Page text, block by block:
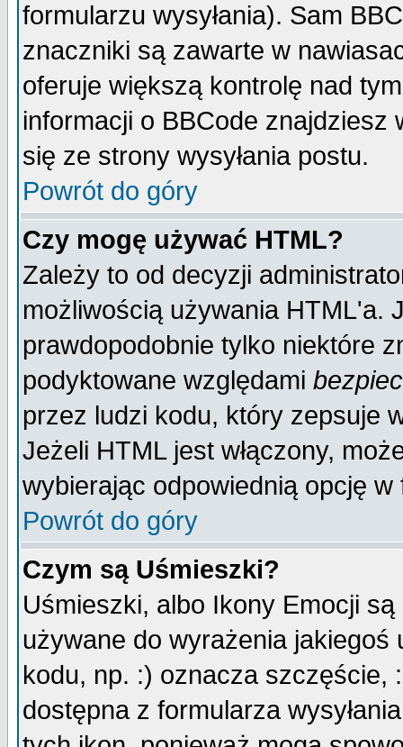
formularzu wysyłania). Sam
znaczniki są zawarte w
oferuje większą kontrolę nad
informacji o BBCode
się ze strony wysyłania postu.
Powrót do góry
Czy mogę używać HTML?
Zależy to od decyzji
możliwością używania HTML'a.
prawdopodobnie tylko niektóre
podyktowane względami
przez ludzi kodu, który zepsuje
Jeżeli HTML jest włączony,
wybierając odpowiednią opcję w
Powrót do góry
Czym są Uśmieszki?
Uśmieszki, albo Ikony Emocji
używane do wyrażenia
kodu, np. :) oznacza szczęście,
dostępna z formularza